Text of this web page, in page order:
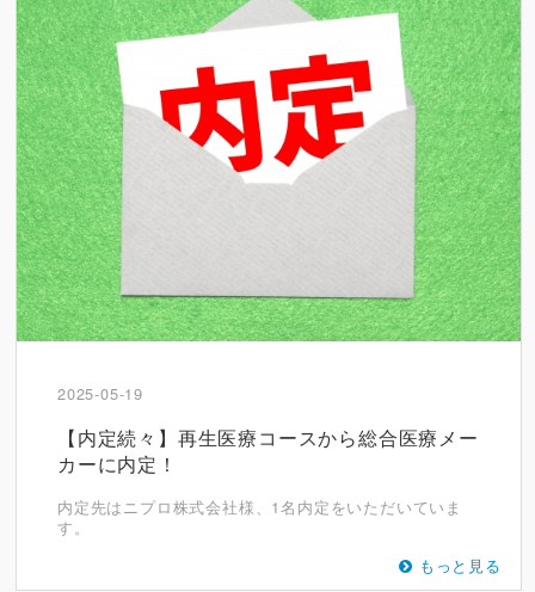
2025-05-19
【内定続々】再生医療コースから総合医療メー
カーに内定！
内定先はニプロ株式会社様、1名内定をいただいていま
す。
もっと見る